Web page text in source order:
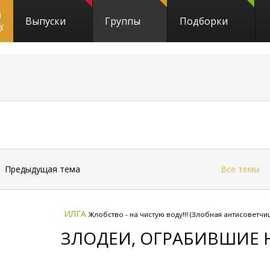
Выпуски Группы Подборки
Предыдущая тема Все темы
ИЛГА Жлобство - на чистую воду!!! (Злобная
ЗЛОДЕИ, ОГРАБИВШИЕ